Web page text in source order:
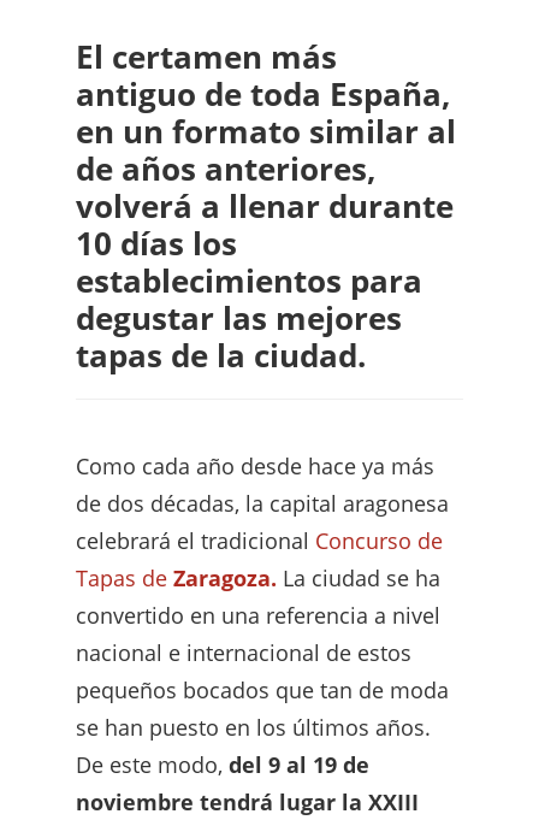
El certamen más
antiguo de toda España,
en un formato similar al
de años anteriores,
volverá a llenar durante
10 días los
establecimientos para
degustar las mejores
tapas de la ciudad.
Como cada año desde hace ya más
de dos décadas, la capital aragonesa
celebrará el tradicional Concurso de
Tapas de Zaragoza. La ciudad se ha
convertido en una referencia a nivel
nacional e internacional de estos
pequeños bocados que tan de moda
se han puesto en los últimos años.
De este modo, del 9 al 19 de
noviembre tendrá lugar la XXIII